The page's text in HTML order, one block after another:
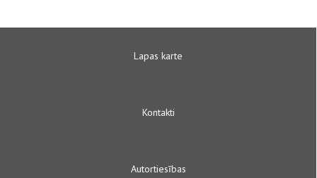
Lapas karte
Kontakti
Autortiesības